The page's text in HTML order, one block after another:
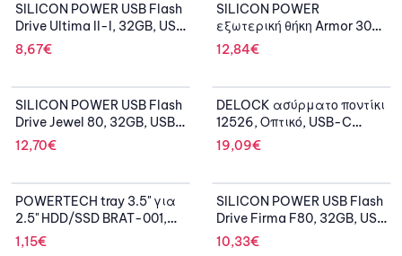
SILICON POWER USB Flash
Drive Ultima II-I, 32GB, USB
2.0, μαύρο
8,67€
SILICON POWER
εξωτερική θήκη Armor 30
HDD 2.5" slim, USB 3.1,
shockproof
12,84€
SILICON POWER USB Flash
Drive Jewel 80, 32GB, USB
3.2, ασημί
12,70€
DELOCK ασύρματο ποντίκι
12526, Οπτικό, USB-C
receiver, 3-button, μαύρο
19,09€
POWERTECH tray 3.5" για
2.5" HDD/SSD BRAT-001,
μεταλλικό, μαύρο
1,15€
SILICON POWER USB Flash
Drive Firma F80, 32GB, USB
2.0, ασημί
10,33€